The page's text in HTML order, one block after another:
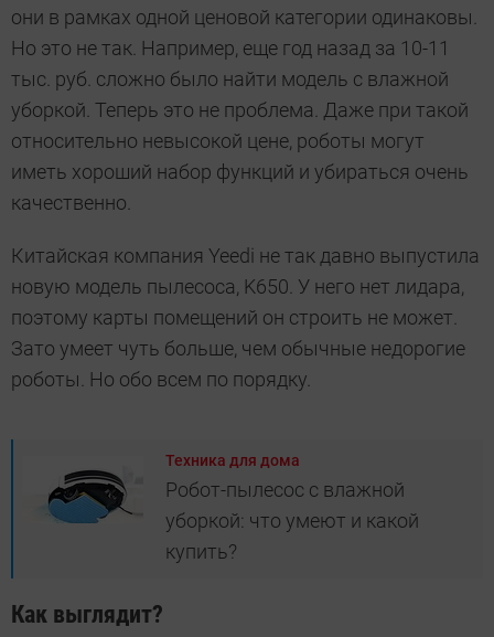
они в рамках одной ценовой категории одинаковы.
Но это не так. Например, еще год назад за 10-11
тыс. руб. сложно было найти модель с влажной
уборкой. Теперь это не проблема. Даже при такой
относительно невысокой цене, роботы могут
иметь хороший набор функций и убираться очень
качественно.
Китайская компания Yeedi не так давно выпустила
новую модель пылесоса, K650. У него нет лидара,
поэтому карты помещений он строить не может.
Зато умеет чуть больше, чем обычные недорогие
роботы. Но обо всем по порядку.
Техника для дома
Робот-пылесос с влажной
уборкой: что умеют и какой
купить?
Как выглядит?